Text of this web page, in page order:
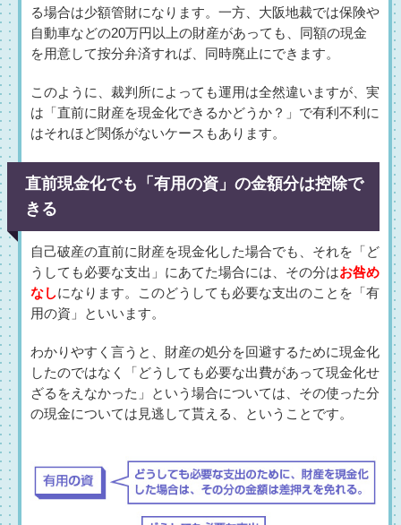
る場合は少額管財になります。一方、大阪地裁では保険や
自動車などの20万円以上の財産があっても、同額の現金
を用意して按分弁済すれば、同時廃止にできます。
このように、裁判所によっても運用は全然違いますが、実
は「直前に財産を現金化できるかどうか？」で有利不利に
はそれほど関係がないケースもあります。
直前現金化でも「有用の資」の金額分は控除で
きる
自己破産の直前に財産を現金化した場合でも、それを「ど
うしても必要な支出」にあてた場合には、その分はお咎め
なしになります。このどうしても必要な支出のことを「有
用の資」といいます。
わかりやすく言うと、財産の処分を回避するために現金化
したのではなく「どうしても必要な出費があって現金化せ
ざるをえなかった」という場合については、その使った分
の現金については見逃して貰える、ということです。